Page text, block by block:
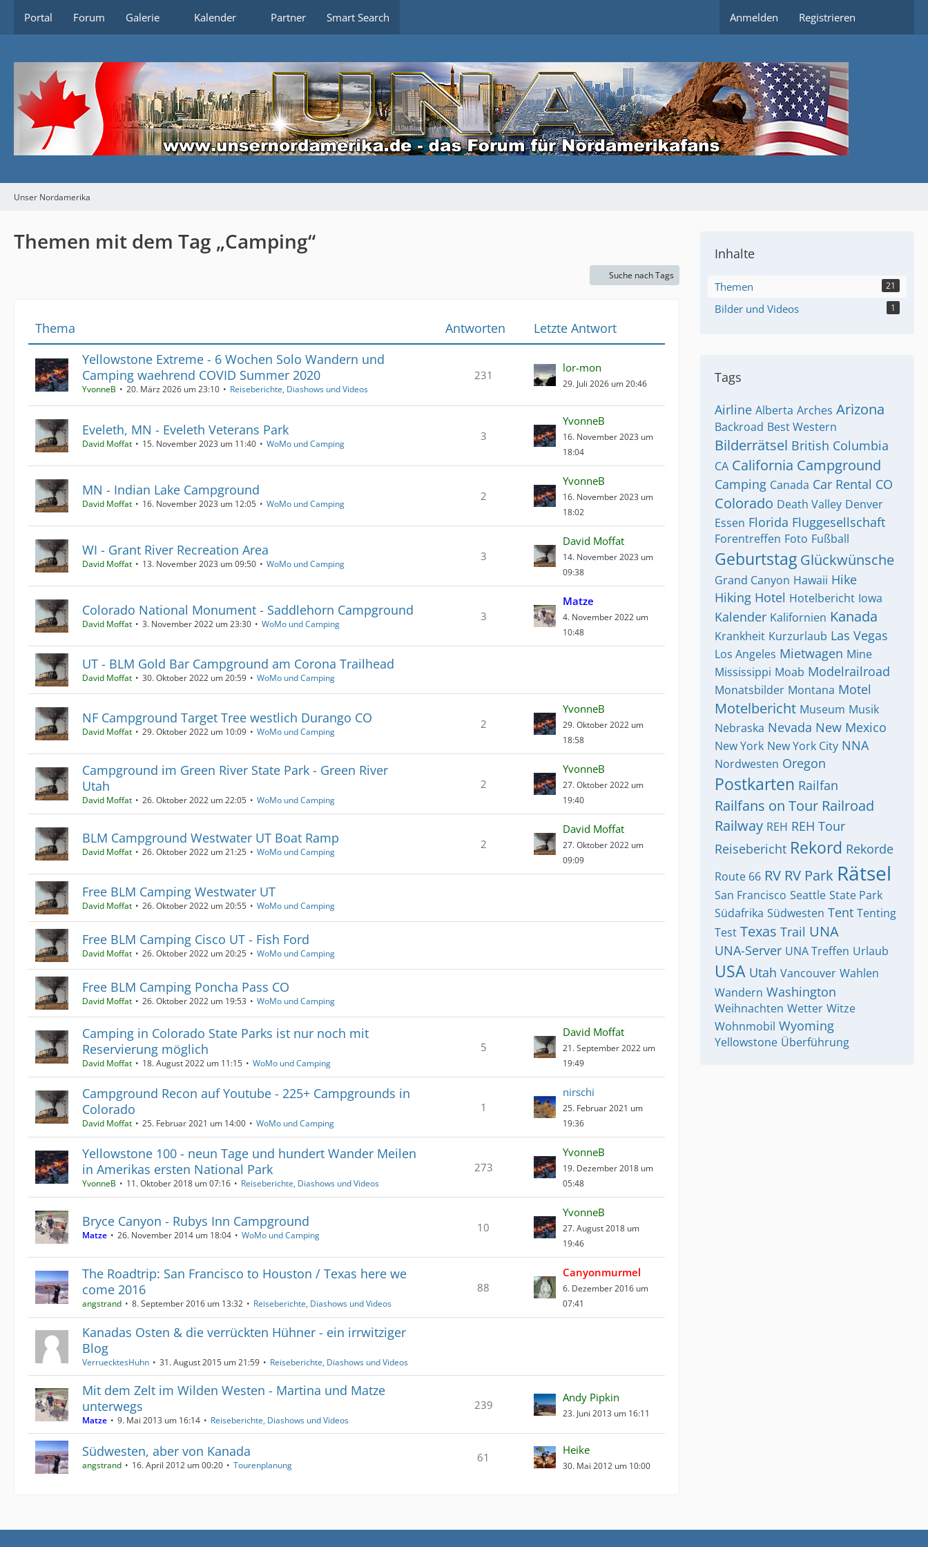
Portal Forum Galerie Kalender Partner Smart Search Anmelden Registrieren
Unser Nordamerika
Themen mit dem Tag „Camping“
Suche nach Tags
Thema Antworten
Letzte Antwort
Yellowstone Extreme - 6 Wochen Solo Wandern und
Camping waehrend COVID Summer 2020
YvonneB 20. März 2026 um 23:10 Reiseberichte, Diashows und Videos
231
lor-mon
29. Juli 2026 um 20:46
Eveleth, MN - Eveleth Veterans Park
David Moffat 15. November 2023 um 11:40 WoMo und Camping
3
YvonneB
16. November 2023 um
18:04
MN - Indian Lake Campground
David Moffat 16. November 2023 um 12:05 WoMo und Camping
2
YvonneB
16. November 2023 um
18:02
WI - Grant River Recreation Area
David Moffat 13. November 2023 um 09:50 WoMo und Camping
3
David Moffat
14. November 2023 um
09:38
Colorado National Monument - Saddlehorn Campground
David Moffat 3. November 2022 um 23:30 WoMo und Camping
3
Matze
4. November 2022 um
10:48
UT - BLM Gold Bar Campground am Corona Trailhead
David Moffat 30. Oktober 2022 um 20:59 WoMo und Camping
NF Campground Target Tree westlich Durango CO
David Moffat 29. Oktober 2022 um 10:09 WoMo und Camping
2
YvonneB
29. Oktober 2022 um
18:58
Campground im Green River State Park - Green River
Utah
David Moffat 26. Oktober 2022 um 22:05 WoMo und Camping
2
YvonneB
27. Oktober 2022 um
19:40
BLM Campground Westwater UT Boat Ramp
David Moffat 26. Oktober 2022 um 21:25 WoMo und Camping
2
David Moffat
27. Oktober 2022 um
09:09
Free BLM Camping Westwater UT
David Moffat 26. Oktober 2022 um 20:55 WoMo und Camping
Free BLM Camping Cisco UT - Fish Ford
David Moffat 26. Oktober 2022 um 20:25 WoMo und Camping
Free BLM Camping Poncha Pass CO
David Moffat 26. Oktober 2022 um 19:53 WoMo und Camping
Camping in Colorado State Parks ist nur noch mit
Reservierung möglich
David Moffat 18. August 2022 um 11:15 WoMo und Camping
5
David Moffat
21. September 2022 um
19:49
Campground Recon auf Youtube - 225+ Campgrounds in
Colorado
David Moffat 25. Februar 2021 um 14:00 WoMo und Camping
1
nirschi
25. Februar 2021 um
19:36
Yellowstone 100 - neun Tage und hundert Wander Meilen
in Amerikas ersten National Park
YvonneB 11. Oktober 2018 um 07:16 Reiseberichte, Diashows und Videos
273
YvonneB
19. Dezember 2018 um
05:48
Bryce Canyon - Rubys Inn Campground
Matze 26. November 2014 um 18:04 WoMo und Camping
10
YvonneB
27. August 2018 um
19:46
The Roadtrip: San Francisco to Houston / Texas here we
come 2016
angstrand 8. September 2016 um 13:32 Reiseberichte, Diashows und Videos
88
Canyonmurmel
6. Dezember 2016 um
07:41
Kanadas Osten & die verrückten Hühner - ein irrwitziger
Blog
VerruecktesHuhn 31. August 2015 um 21:59 Reiseberichte, Diashows und Videos
Mit dem Zelt im Wilden Westen - Martina und Matze
unterwegs
Matze 9. Mai 2013 um 16:14 Reiseberichte, Diashows und Videos
239
Andy Pipkin
23. Juni 2013 um 16:11
Südwesten, aber von Kanada
angstrand 16. April 2012 um 00:20 Tourenplanung
61
Heike
30. Mai 2012 um 10:00
Inhalte
Themen 21
Bilder und Videos 1
Tags
Airline Alberta Arches Arizona
Backroad Best Western
Bilderrätsel British Columbia
CA California Campground
Camping Canada Car Rental CO
Colorado Death Valley Denver
Essen Florida Fluggesellschaft
Forentreffen Foto Fußball
Geburtstag Glückwünsche
Grand Canyon Hawaii Hike
Hiking Hotel Hotelbericht Iowa
Kalender Kalifornien Kanada
Krankheit Kurzurlaub Las Vegas
Los Angeles Mietwagen Mine
Mississippi Moab Modelrailroad
Monatsbilder Montana Motel
Motelbericht Museum Musik
Nebraska Nevada New Mexico
New York New York City NNA
Nordwesten Oregon
Postkarten Railfan
Railfans on Tour Railroad
Railway REH REH Tour
Reisebericht Rekord Rekorde
Route 66 RV RV Park Rätsel
San Francisco Seattle State Park
Südafrika Südwesten Tent Tenting
Test Texas Trail UNA
UNA-Server UNA Treffen Urlaub
USA Utah Vancouver Wahlen
Wandern Washington
Weihnachten Wetter Witze
Wohnmobil Wyoming
Yellowstone Überführung